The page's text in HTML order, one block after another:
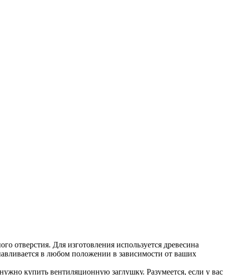
отверстия. Для изготовления используется древесина
в любом положении в зависимости от ваших
купить вентиляционную заглушку. Разумеется, если у вас